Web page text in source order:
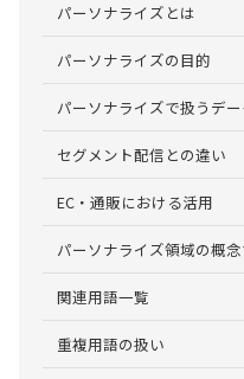
パーソナライズとは
パーソナライズの目的
パーソナライズで扱うデー
セグメント配信との違い
EC・通販における活用
パーソナライズ領域の概
関連用語一覧
重複用語の扱い